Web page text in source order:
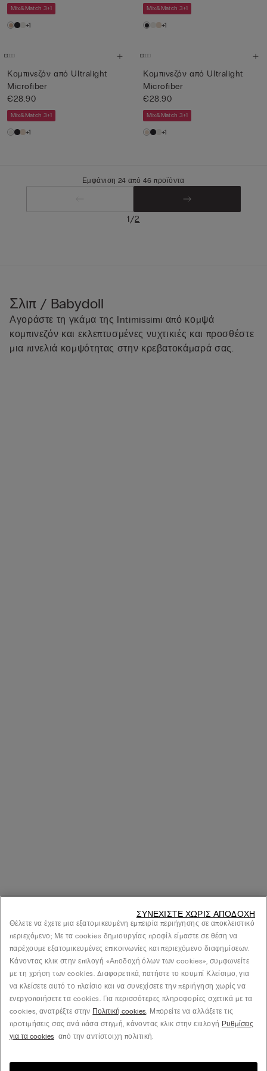
Mix&Match 3+1
+1
Mix&Match 3+1
+1
Κομπινεζόν από Ultralight
Microfiber
€28.90
Mix&Match 3+1
+1
Κομπινεζόν από Ultralight
Microfiber
€28.90
Mix&Match 3+1
+1
Εμφάνιση 24 από 46 προϊόντα
1/2
Σλιπ / Babydoll
Αγοράστε τη γκάμα της Intimissimi από κομψά
κομπινεζόν και εκλεπτυσμένες νυχτικιές και προσθέστε
μια πινελιά κομψότητας στην κρεβατοκάμαρά σας.
Θέλετε να έχετε μια εξατομικευμένη εμπειρία περιήγησης σε αποκλειστικό
περιεχόμενο; Με τα cookies δημιουργίας προφίλ είμαστε σε θέση να
παρέχουμε εξατομικευμένες επικοινωνίες και περιεχόμενο διαφημίσεων.
Κάνοντας κλικ στην επιλογή «Αποδοχή όλων των cookies», συμφωνείτε
με τη χρήση των cookies. Διαφορετικά, πατήστε το κουμπί Κλείσιμο, για
να κλείσετε αυτό το πλαίσιο και να συνεχίσετε την περιήγηση χωρίς να
ενεργοποιήσετε τα cookies. Για περισσότερες πληροφορίες σχετικά με τα
cookies, ανατρέξτε στην Πολιτική cookies. Μπορείτε να αλλάξετε τις
προτιμήσεις σας ανά πάσα στιγμή, κάνοντας κλικ στην επιλογή Ρυθμίσεις
για τα cookies από την αντίστοιχη πολιτική.
ΣΥΝΕΧΊΣΤΕ ΧΩΡΊΣ ΑΠΟΔΟΧΉ